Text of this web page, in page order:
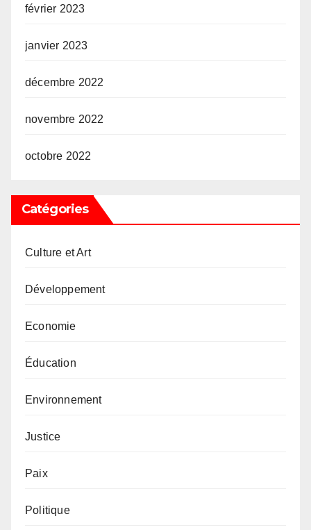
février 2023
janvier 2023
décembre 2022
novembre 2022
octobre 2022
Catégories
Culture et Art
Développement
Economie
Éducation
Environnement
Justice
Paix
Politique